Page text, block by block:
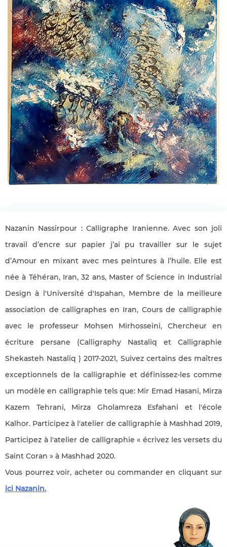
Nazanin Nassirpour : Calligraphe Iranienne. Avec son joli
travail d’encre sur papier j’ai pu travailler sur le sujet
d’Amour en mixant avec mes peintures à l’huile. Elle est
née à Téhéran, Iran, 32 ans, Master of Science in Industrial
Design à l'Université d'Ispahan, Membre de la meilleure
association de calligraphes en Iran, Cours de calligraphie
avec le professeur Mohsen Mirhosseini, Chercheur en
écriture persane (Calligraphy Nastaliq et Calligraphie
Shekasteh Nastaliq ) 2017-2021, Suivez certains des maîtres
exceptionnels de la calligraphie et définissez-les comme
un modèle en calligraphie tels que: Mir Emad Hasani, Mirza
Kazem Tehrani, Mirza Gholamreza Esfahani et l'école
Kalhor. Participez à l'atelier de calligraphie à Mashhad 2019,
Participez à l'atelier de calligraphie « écrivez les versets du
Saint Coran » à Mashhad 2020.
Vous pourrez voir, acheter ou commander en cliquant sur
ici Nazanin.